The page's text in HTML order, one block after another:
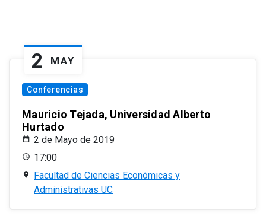
2 MAY
Conferencias
Mauricio Tejada, Universidad Alberto
Hurtado
2 de Mayo de 2019
17:00
Facultad de Ciencias Económicas y
Administrativas UC